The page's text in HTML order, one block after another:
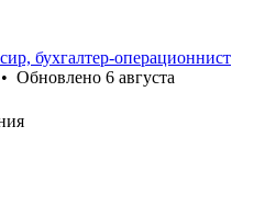
бухгалтер-операционнист
• Обновлено 6 августа